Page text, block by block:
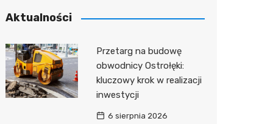
4U
w
Aktualności
Przetarg na budowę
obwodnicy Ostrołęki:
kluczowy krok w realizacji
inwestycji
6 sierpnia 2026